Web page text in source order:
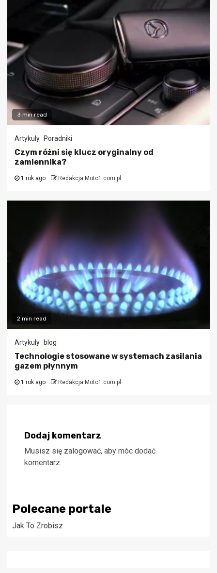
3 min read
Artykuly Poradniki
Czym różni się klucz oryginalny od
zamiennika?
1 rok ago Redakcja Moto1.com.pl
2 min read
Artykuly blog
Technologie stosowane w systemach zasilania
gazem płynnym
1 rok ago Redakcja Moto1.com.pl
Dodaj komentarz
Musisz się zalogować, aby móc dodać
komentarz.
Polecane portale
Jak To Zrobisz